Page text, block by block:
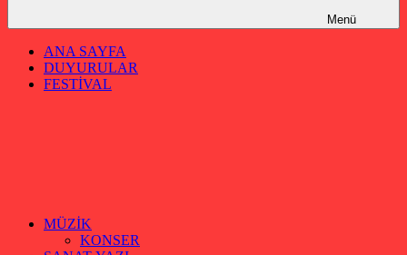
Menü
ANA SAYFA
DUYURULAR
FESTİVAL
MÜZİK
KONSER